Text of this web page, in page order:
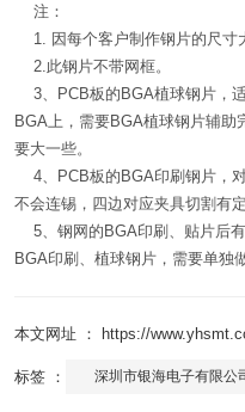
注：
1. 因每个客户制作钢片的尺寸
2.此钢片不带网框。
3、PCB板的BGA植球钢片，
BGA上，需要BGA植球钢片辅
要大一些。
4、PCB板的BGA印刷钢片，
不会连锡，四边对应夹具切割有
5、钢网的BGA印刷、贴片后
BGA印刷、植球钢片，需要单独
本文网址 ： https://
标签 ： 深圳市银海电子有限公